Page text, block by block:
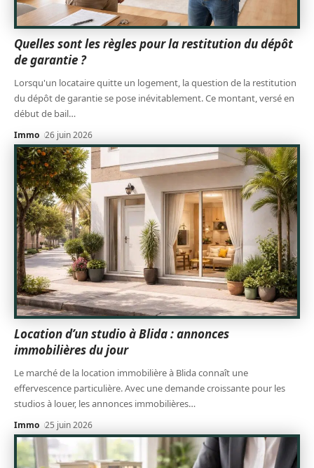
Quelles sont les règles pour la restitution du dépôt
de garantie ?
Lorsqu'un locataire quitte un logement, la question de la restitution
du dépôt de garantie se pose inévitablement. Ce montant, versé en
début de bail…
Immo 26 juin 2026
Location d’un studio à Blida : annonces
immobilières du jour
Le marché de la location immobilière à Blida connaît une
effervescence particulière. Avec une demande croissante pour les
studios à louer, les annonces immobilières…
Immo 25 juin 2026